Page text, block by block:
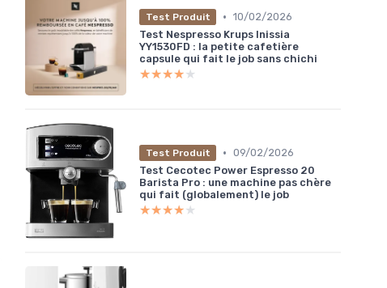
Test Produit • 10/02/2026
Test Nespresso Krups Inissia
YY1530FD : la petite cafetière
capsule qui fait le job sans chichi
★★★★★
★★★★★
Test Produit • 09/02/2026
Test Cecotec Power Espresso 20
Barista Pro : une machine pas chère
qui fait (globalement) le job
★★★★★
★★★★★